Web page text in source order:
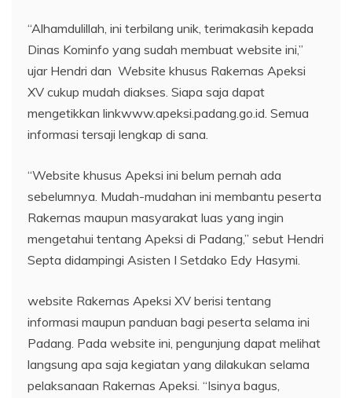
“Alhamdulillah, ini terbilang unik, terimakasih kepada
Dinas Kominfo yang sudah membuat website ini,”
ujar Hendri dan Website khusus Rakernas Apeksi
XV cukup mudah diakses. Siapa saja dapat
mengetikkan linkwww.apeksi.padang.go.id. Semua
informasi tersaji lengkap di sana.
“Website khusus Apeksi ini belum pernah ada
sebelumnya. Mudah-mudahan ini membantu peserta
Rakernas maupun masyarakat luas yang ingin
mengetahui tentang Apeksi di Padang,” sebut Hendri
Septa didampingi Asisten I Setdako Edy Hasymi.
website Rakernas Apeksi XV berisi tentang
informasi maupun panduan bagi peserta selama ini
Padang. Pada website ini, pengunjung dapat melihat
langsung apa saja kegiatan yang dilakukan selama
pelaksanaan Rakernas Apeksi. “Isinya bagus,